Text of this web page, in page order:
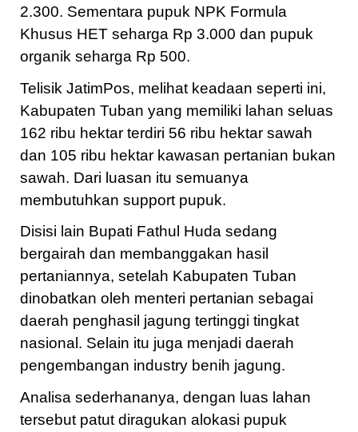
2.300. Sementara pupuk NPK Formula
Khusus HET seharga Rp 3.000 dan pupuk
organik seharga Rp 500.
Telisik JatimPos, melihat keadaan seperti ini,
Kabupaten Tuban yang memiliki lahan seluas
162 ribu hektar terdiri 56 ribu hektar sawah
dan 105 ribu hektar kawasan pertanian bukan
sawah. Dari luasan itu semuanya
membutuhkan support pupuk.
Disisi lain Bupati Fathul Huda sedang
bergairah dan membanggakan hasil
pertaniannya, setelah Kabupaten Tuban
dinobatkan oleh menteri pertanian sebagai
daerah penghasil jagung tertinggi tingkat
nasional. Selain itu juga menjadi daerah
pengembangan industry benih jagung.
Analisa sederhananya, dengan luas lahan
tersebut patut diragukan alokasi pupuk